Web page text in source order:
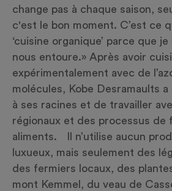
change pas à chaque saison,
c'est le bon moment. C’est ce
‘cuisine organique’ parce que je
nous entoure.» Après avoir
expérimentalement avec de
molécules, Kobe Desramaults
à ses racines et de travailler
régionaux et des processus de
aliments. Il n’utilise aucun
luxueux, mais seulement des
des fermiers locaux, des
mont Kemmel, du veau de